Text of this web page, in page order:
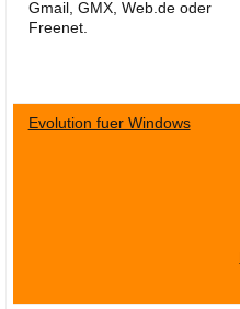
Gmail, GMX, Web.de oder
Freenet.
Evolution fuer Windows